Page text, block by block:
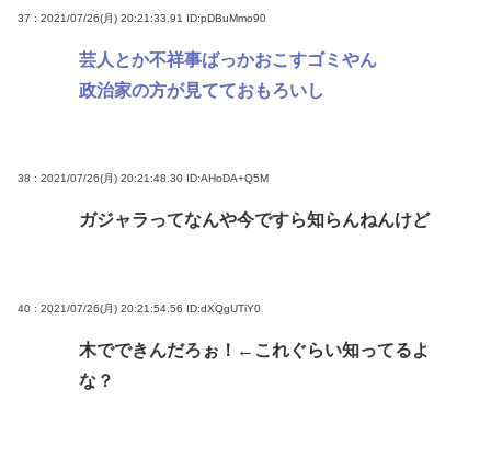
37 : 2021/07/26(月) 20:21:33.91 ID:pDBuMmo90
芸人とか不祥事ばっかおこすゴミやん
政治家の方が見てておもろいし
38 : 2021/07/26(月) 20:21:48.30 ID:AHoDA+Q5M
ガジャラってなんや今ですら知らんねんけど
40 : 2021/07/26(月) 20:21:54.56 ID:dXQgUTiY0
木でできんだろぉ！←これぐらい知ってるよ
な？